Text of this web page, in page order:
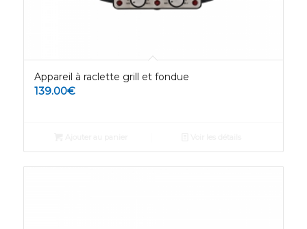
Appareil à raclette grill et fondue
139.00€